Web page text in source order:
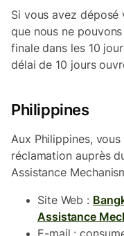
Si vous avez déposé
que nous ne
finale dans les 10
délai de 10 jours
Philippines
Aux Philippines,
réclamation auprès
Assistance
Site Web :
Assistance
E-mail :